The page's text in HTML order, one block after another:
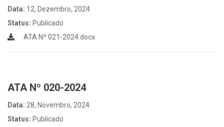
Data: 12, Dezembro, 2024
Status: Publicado
ATA Nº 021-2024.docx
ATA Nº 020-2024
Data: 28, Novembro, 2024
Status: Publicado